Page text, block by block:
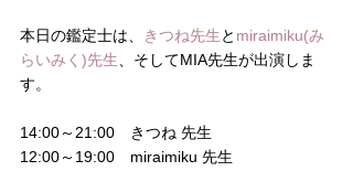
本日の鑑定士は、 きつね先生と miraimiku(み
らいみく)先生 、そしてMIA先生が出演しま
す。
14:00～21:00　きつね 先生
12:00～19:00　miraimiku 先生